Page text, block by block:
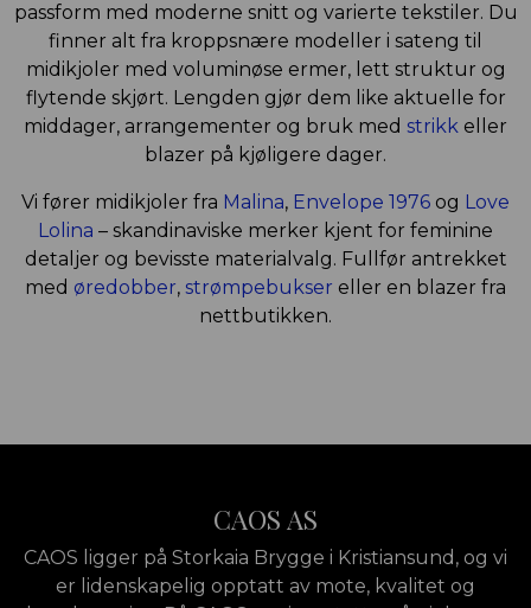
passform med moderne snitt og varierte tekstiler. Du
finner alt fra kroppsnære modeller i sateng til
midikjoler med voluminøse ermer, lett struktur og
flytende skjørt. Lengden gjør dem like aktuelle for
middager, arrangementer og bruk med strikk eller
blazer på kjøligere dager.
Vi fører midikjoler fra Malina, Envelope 1976 og Love
Lolina – skandinaviske merker kjent for feminine
detaljer og bevisste materialvalg. Fullfør antrekket
med øredobber, strømpebukser eller en blazer fra
nettbutikken.
CAOS AS
CAOS ligger på Storkaia Brygge i Kristiansund, og vi
er lidenskapelig opptatt av mote, kvalitet og